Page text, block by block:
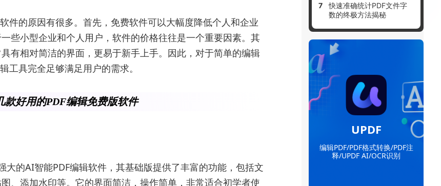
件的原因有很多。首先，免费软件可以大幅度降低个人和企业
些小型企业和个人用户，软件的价格往往是一个重要因素。其
有相对简洁的界面，更易于新手上手。因此，对于简单的编辑
工具完全足够满足用户的需求。
款好用的PDF编辑免费版软件
大的AI智能PDF编辑软件，其基础版提供了丰富的功能，包括文
、添加水印等。它的界面简洁，操作简单，非常适合初学者使
快速准确统计PDF文件字
数的终极方法揭秘
UPDF
编辑PDF/PDF格式转换/PDF注
释/UPDF AI/OCR识别